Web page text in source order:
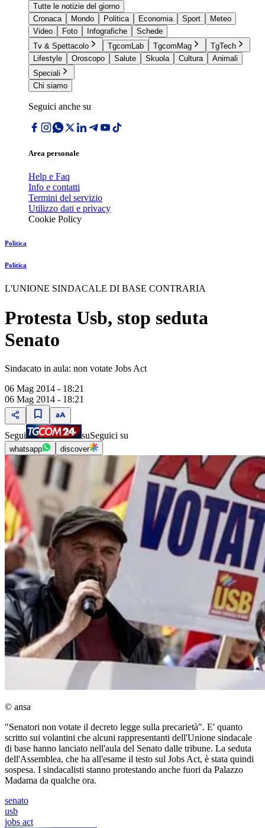
Tutte le notizie del giorno
Cronaca
Mondo Politica Economia Sport
Meteo
Video
Foto Infografiche
Schede
Tv & Spettacolo
TgcomLab TgcomMag
TgTech
Lifestyle
Oroscopo Salute Skuola Cultura
Animali
Speciali
Chi siamo
Seguici anche su
Area personale
Help e Faq
Info e contatti
Termini del servizio
Utilizzo dati e privacy
Cookie Policy
Politica
Politica
L'UNIONE SINDACALE DI BASE CONTRARIA
Protesta Usb, stop seduta
Senato
Sindacato in aula: non votate Jobs Act
06 Mag 2014 - 18:21
06 Mag 2014 - 18:21
Segui suSeguici su
whatsapp discover
© ansa
"Senatori non votate il decreto legge sulla precarietà". E' quanto
scritto sui volantini che alcuni rappresentanti dell'Unione sindacale
di base hanno lanciato nell'aula del Senato dalle tribune. La seduta
dell'Assemblea, che ha all'esame il testo sul Jobs Act, è stata quindi
sospesa. I sindacalisti stanno protestando anche fuori da Palazzo
Madama da qualche ora.
senato
usb
jobs act